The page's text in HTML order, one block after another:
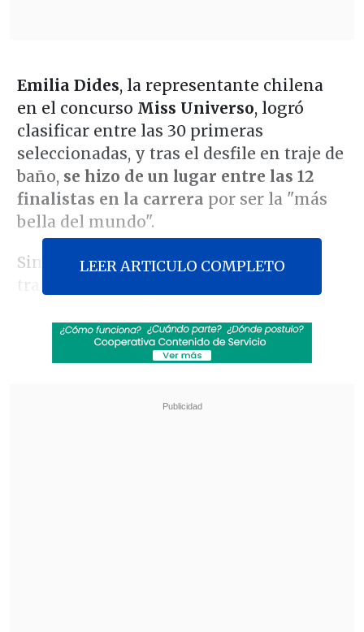
Emilia Dides, la representante chilena
en el concurso Miss Universo, logró
clasificar entre las 30 primeras
seleccionadas, y tras el desfile en traje de
baño, se hizo de un lugar entre las 12
finalistas en la carrera por ser la "más
bella del mundo".
Sin embargo, tras la presentación en
traje de gala, la exparticipante del
un lugar entre las cinco finalistas del
LEER ARTICULO COMPLETO